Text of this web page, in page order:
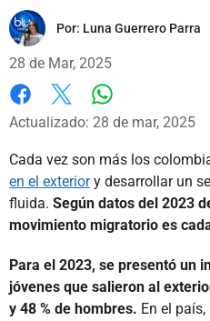
Por: Luna Guerrero Parra
28 de Mar, 2025
Facebook
X
Actualizado: 28 de mar, 2025
Cada vez son más los
en el exteriory desarrollar un
fluida. Según datos del 2023
movimiento migratorio es
Para el 2023, se presentó un
jóvenes que salieron al
y 48 % de hombres. En el